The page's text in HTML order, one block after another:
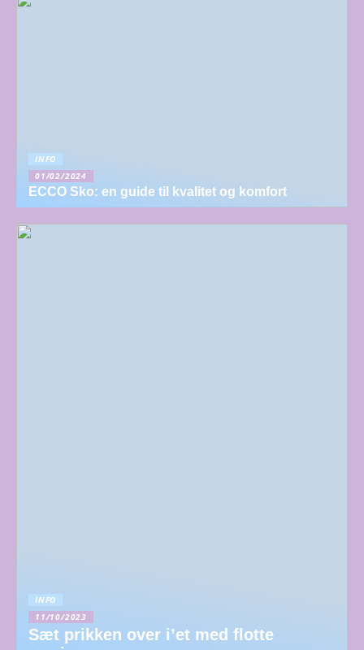
INFO
01/02/2024
ECCO Sko: en guide til kvalitet og komfort
INFO
11/10/2023
Sæt prikken over i’et med flotte